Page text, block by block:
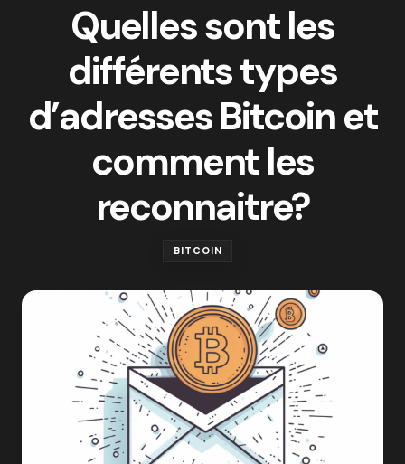
Quelles sont les
différents types
d’adresses Bitcoin et
comment les
reconnaitre?
BITCOIN